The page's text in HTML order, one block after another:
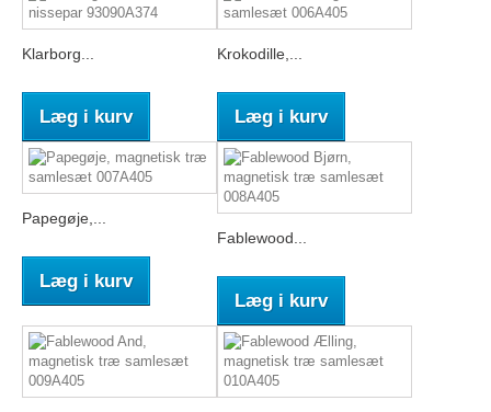
Klarborg...
Læg i kurv
Krokodille,...
Læg i kurv
Papegøje,...
Læg i kurv
Fablewood...
Læg i kurv